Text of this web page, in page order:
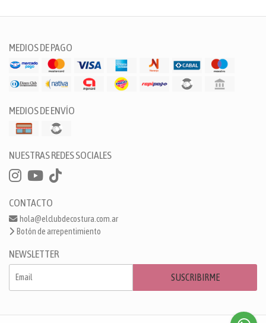
MEDIOS DE PAGO
MEDIOS DE ENVÍO
NUESTRAS REDES SOCIALES
CONTACTO
hola@elclubdecostura.com.ar
Botón de arrepentimiento
NEWSLETTER
SUSCRIBIRME